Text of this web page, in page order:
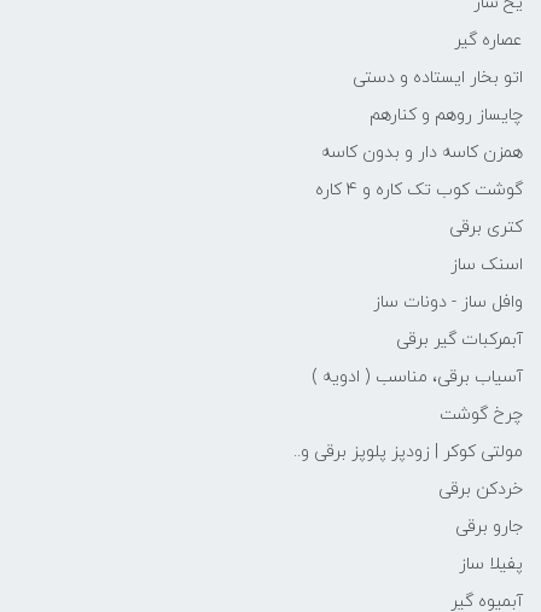
عصاره گیر
اتو بخار ایستاده و دستی
چایساز روهم و کنارهم
همزن کاسه دار و بدون کاسه
گوشت کوب تک کاره و 4 کاره
کتری برقی
اسنک ساز
وافل ساز - دونات ساز
آبمرکبات گیر برقی
آسیاب برقی، مناسب ( ادویه )
چرخ گوشت
مولتی کوکر | زودپز پلوپز برقی و..
خردکن برقی
جارو برقی
پفیلا ساز
آبمیوه گیر